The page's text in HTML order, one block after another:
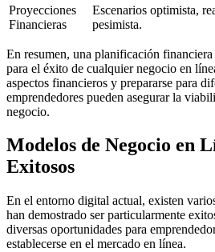
Proyecciones
Financieras
Escenarios optimista,
pesimista.
En resumen, una planificación
para el éxito de cualquier negocio en
aspectos financieros y prepararse para
emprendedores pueden asegurar la
negocio.
Modelos de Negocio en
Exitosos
En el entorno digital actual, existen
han demostrado ser particularmente
diversas oportunidades para
establecerse en el mercado en línea.